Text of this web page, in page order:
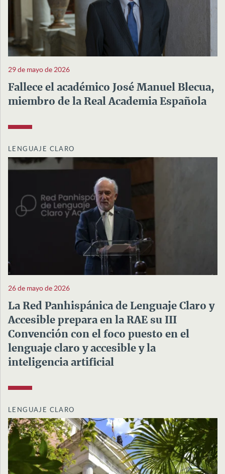
29 de mayo de 2026
Fallece el académico José Manuel Blecua,
miembro de la Real Academia Española
LENGUAJE CLARO
26 de mayo de 2026
La Red Panhispánica de Lenguaje Claro y
Accesible prepara en la RAE su III
Convención con el foco puesto en el
lenguaje claro y accesible y la
inteligencia artificial
LENGUAJE CLARO